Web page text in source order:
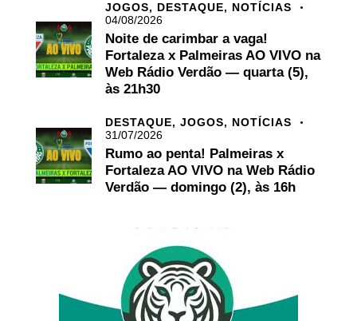
JOGOS, DESTAQUE, NOTÍCIAS
04/08/2026
Noite de carimbar a vaga!
Fortaleza x Palmeiras AO VIVO na
Web Rádio Verdão — quarta (5),
às 21h30
DESTAQUE, JOGOS, NOTÍCIAS
31/07/2026
Rumo ao penta! Palmeiras x
Fortaleza AO VIVO na Web Rádio
Verdão — domingo (2), às 16h